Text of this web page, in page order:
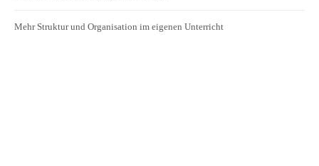
Mehr Struktur und Organisation im eigenen Unterricht